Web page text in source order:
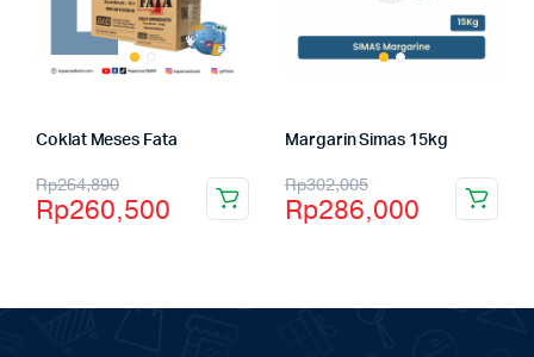
Coklat Meses Fata
Rp264,890
Rp260,500
Margarin Simas 15kg
Rp302,005
Rp286,000